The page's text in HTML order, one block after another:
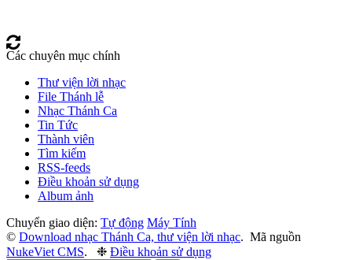
Các chuyên mục chính
Thư viện lời nhạc
File Thánh lễ
Nhạc Thánh Ca
Tin Tức
Thành viên
Tìm kiếm
RSS-feeds
Điều khoản sử dụng
Album ảnh
Chuyển giao diện: Tự động Máy Tính
© Download nhạc Thánh Ca, thư viện lời nhạc. Mã nguồn
NukeViet CMS. ❉ Điều khoản sử dụng